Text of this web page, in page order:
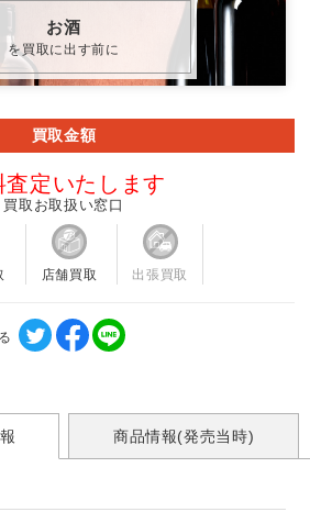
お酒
を買取に出す前に
買取金額
査定いたします
買取お取扱い窓口
店舗買取 出張買取
商品情報(発売当時)